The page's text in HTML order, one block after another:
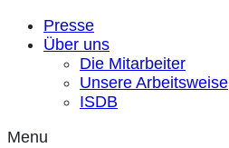
Presse
Über uns
Die Mitarbeiter
Unsere Arbeitsweise
ISDB
Menu